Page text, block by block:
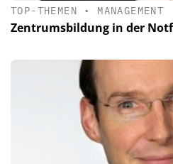
TOP-THEMEN • MANAGEMENT
Zentrumsbildung in der